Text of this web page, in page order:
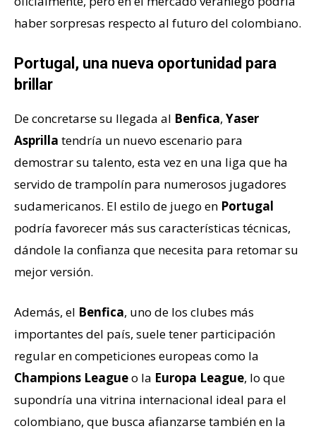
haber sorpresas respecto al futuro del colombiano.
Portugal, una nueva oportunidad para
brillar
De concretarse su llegada al Benfica, Yaser
Asprilla tendría un nuevo escenario para
demostrar su talento, esta vez en una liga que ha
servido de trampolín para numerosos jugadores
sudamericanos. El estilo de juego en Portugal
podría favorecer más sus características técnicas,
dándole la confianza que necesita para retomar su
mejor versión.
Además, el Benfica, uno de los clubes más
importantes del país, suele tener participación
regular en competiciones europeas como la
Champions Leagueo la Europa League, lo que
supondría una vitrina internacional ideal para el
colombiano, que busca afianzarse también en la